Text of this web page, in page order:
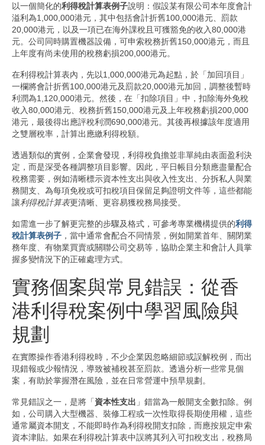
以一個簡化的利得稅計算表例子說明：假設某有限公司本年度會計
溢利為1,000,000港元，其中包括會計折舊100,000港元、罰款
20,000港元，以及一項已在海外課稅且可獲豁免的收入80,000港
元。公司同時購置機器設備，可申索稅務折舊150,000港元，而且
上年度有尚未使用的稅務虧損200,000港元。
在利得稅計算表內，先以1,000,000港元為起點，於「加回項目」
一欄將會計折舊100,000港元及罰款20,000港元加回，調整後暫時
利潤為1,120,000港元。然後，在「扣除項目」中，扣除海外免稅
收入80,000港元、稅務折舊150,000港元及上年稅務虧損200,000
港元，最後得出應評稅利潤690,000港元。其後再根據該年度適用
之雙層稅率，計算出應繳利得稅額。
透過類似的實例，企業會發現，利得稅負擔並非單純由表面盈利決
定，而是深受各種調整項目影響。因此，平日帳目分類應盡量配合
稅務需要，例如清晰標示資本性支出與收入性支出、分拆私人與業
務開支、為每項免稅或可扣稅項目保留足夠證明文件等，這些都能
讓利得稅計算表更清晰、更容易獲稅務局接受。
如需進一步了解更完整的步驟及格式，可參考專業機構提供的利得
稅計算表例子 ，當中通常會配合不同情景，例如開業首年、關閉業
務年度、有物業買賣或關聯公司交易等，協助企業主和會計人員掌
握多變情況下的正確處理方式。
實務個案與常見錯誤：從香
港利得稅案例中學習風險與
規劃
在實際操作香港利得稅時，不少企業因忽略細節或誤解稅例，而出
現錯報或少報情況，導致被補稅甚至罰款。透過分析一些常見個
案，有助於掌握潛在風險，並在日常營運中預早規劃。
常見錯誤之一，是將「資本性支出 」錯當為一般開支全數扣除。例
如，公司購入大型機器、裝修工程或一次性取得長期使用權，這些
通常屬資本開支，不能即時作為利得稅開支扣除，而應按規定申索
資本津貼。如果在利得稅計算表中誤將其列入可扣稅支出，稅務局